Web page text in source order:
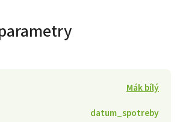
Mák bílý
datum_spotreby